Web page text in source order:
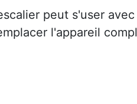
peut s'user
l'appareil